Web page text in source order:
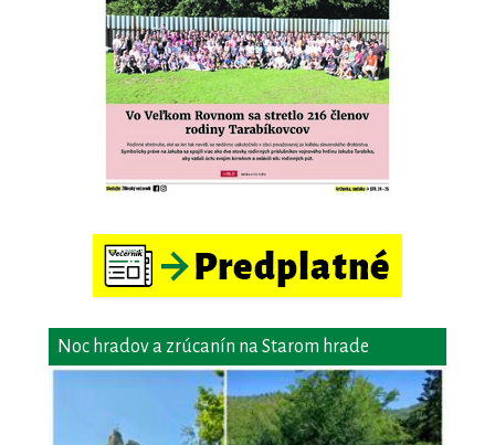
Noc hradov a zrúcanín na Starom hrade